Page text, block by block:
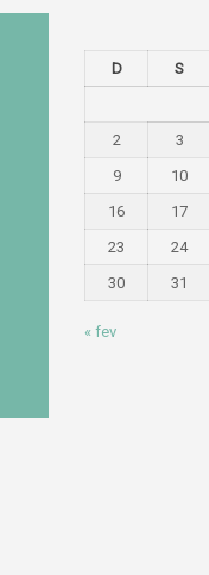
D S
2
3
9
10
16
17
23
24
30
31
« fev